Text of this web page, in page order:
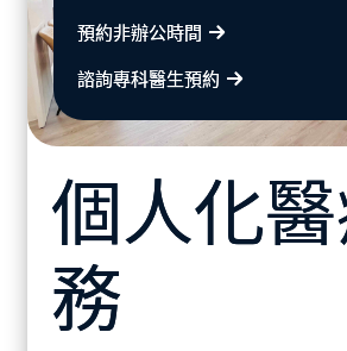
預約非辦公時間
諮詢專科醫生預約
個人化
務